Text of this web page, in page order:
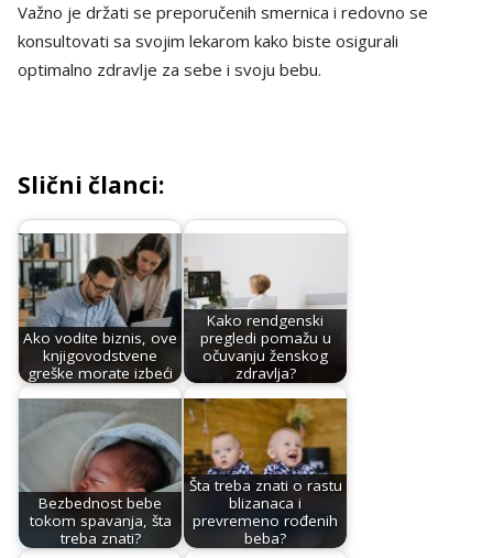
Važno je držati se preporučenih smernica i redovno se
konsultovati sa svojim lekarom kako biste osigurali
optimalno zdravlje za sebe i svoju bebu.
Slični članci:
Ako vodite biznis, ove
knjigovodstvene
greške morate izbeći
Kako rendgenski
pregledi pomažu u
očuvanju ženskog
zdravlja?
Bezbednost bebe
tokom spavanja, šta
treba znati?
Šta treba znati o rastu
blizanaca i
prevremeno rođenih
beba?